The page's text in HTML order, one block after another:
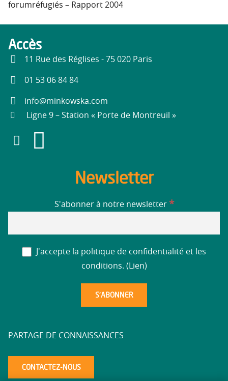
forumréfugiés – Rapport 2004
Accès
11 Rue des Réglises - 75 020 Paris
01 53 06 84 84
info@minkowska.com
Ligne 9 – Station « Porte de Montreuil »
Newsletter
S'abonner à notre newsletter *
J'accepte la politique de confidentialité et les
conditions. ( Lien)
PARTAGE DE CONNAISSANCES
CONTACTEZ-NOUS